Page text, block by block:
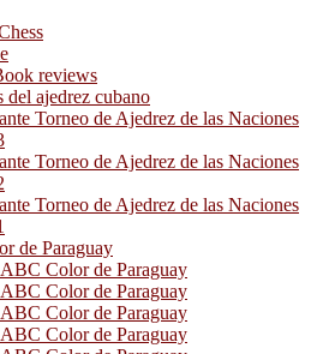
reviews
del ajedrez cubano
Torneo de Ajedrez de las Naciones
Torneo de Ajedrez de las Naciones
Torneo de Ajedrez de las Naciones
de Paraguay
Color de Paraguay
Color de Paraguay
Color de Paraguay
Color de Paraguay